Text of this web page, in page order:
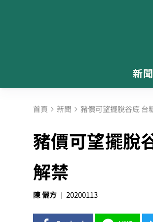
新聞
首頁 新聞 豬價可望擺脫谷底
豬價可望擺脫
解禁
陳 儷方 20200113